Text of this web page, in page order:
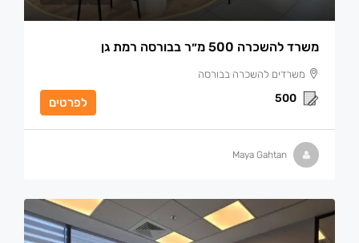
משרד להשכרה 500 מ״ר בבורסה רמת גן
משרדים להשכרה בבורסה
500 לפרטים
Maya Gahtan